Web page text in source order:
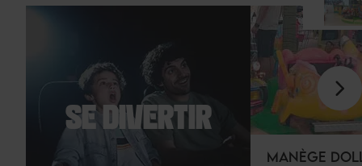
SE DIVERTIR
MANÈGE